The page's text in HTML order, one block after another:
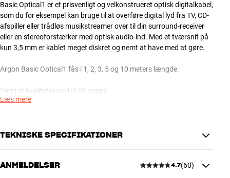
Basic Optical1 er et prisvenligt og velkonstrueret optisk digitalkabel,
som du for eksempel kan bruge til at overføre digital lyd fra TV, CD-
afspiller eller trådløs musikstreamer over til din surround-receiver
eller en stereoforstærker med optisk audio-ind. Med et tværsnit på
kun 3,5 mm er kablet meget diskret og nemt at have med at gøre.
Argon Basic Optical1 fås i 1, 2, 3, 5 og 10 meters længde.
Vælg et kvalitetskabel til dit anlæg
De kabler, som typisk følger med i kassen til et hi-fi-produkt, er i
Stik og ledere er af elendig kvalitet, du mister både detaljer og
dynamik, og det er hørbart selv på et anlæg i økonomiklassen.
lydkvalitet og ejerglæde fra dit anlæg. Og i forhold til investeringen
Læs mere
TEKNISKE SPECIFIKATIONER
PRODUKTDATA
ANMELDELSER 4.7(60)